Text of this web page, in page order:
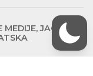
JAGIĆEVA